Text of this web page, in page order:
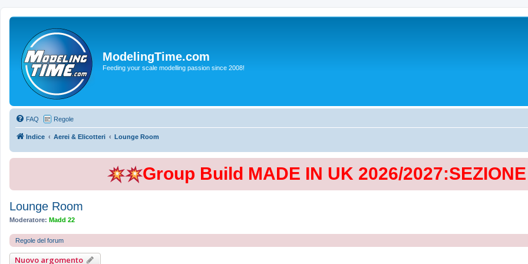
ModelingTime.com
Feeding your scale modelling passion since 2008!
FAQ Regole
Indice Aerei & Elicotteri Lounge Room
Group Build MADE IN UK 2026/
Lounge Room
Moderatore: Madd 22
Regole del forum
Nuovo argomento